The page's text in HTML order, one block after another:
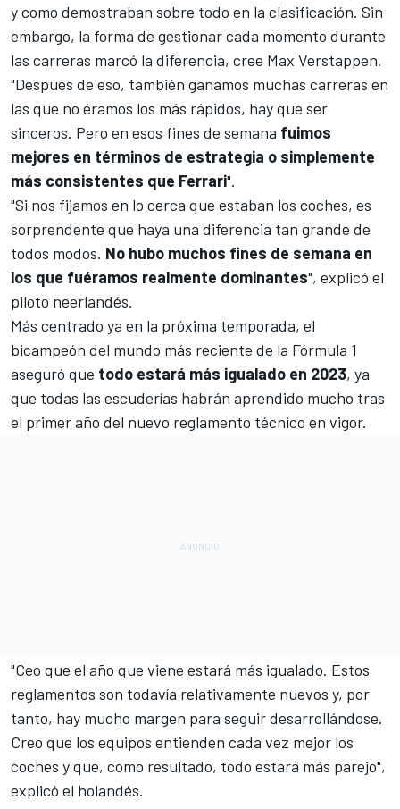
y como demostraban sobre todo en la clasificación. Sin
embargo, la forma de gestionar cada momento durante
las carreras marcó la diferencia, cree Max Verstappen.
"Después de eso, también ganamos muchas carreras en
las que no éramos los más rápidos, hay que ser
sinceros. Pero en esos fines de semana fuimos
mejores en términos de estrategia o simplemente
más consistentes que Ferrari".
"Si nos fijamos en lo cerca que estaban los coches, es
sorprendente que haya una diferencia tan grande de
todos modos. No hubo muchos fines de semana en
los que fuéramos realmente dominantes", explicó el
piloto neerlandés.
Más centrado ya en la próxima temporada, el
bicampeón del mundo más reciente de la Fórmula 1
aseguró que todo estará más igualado en 2023, ya
que todas las escuderías habrán aprendido mucho tras
el primer año del nuevo reglamento técnico en vigor.
"Ceo que el año que viene estará más igualado. Estos
reglamentos son todavía relativamente nuevos y, por
tanto, hay mucho margen para seguir desarrollándose.
Creo que los equipos entienden cada vez mejor los
coches y que, como resultado, todo estará más parejo",
explicó el holandés.